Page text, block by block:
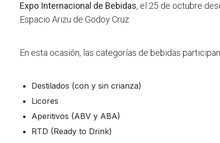
Expo Internacional de Bebidas, el 25 de octubre
Espacio Arizu de Godoy Cruz.
En esta ocasión, las categorías de bebidas
Destilados (con y sin crianza)
Licores
Aperitivos (ABV y ABA)
RTD (Ready to Drink)